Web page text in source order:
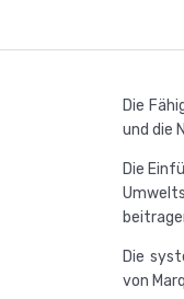
Die
und die
Die
Die
von